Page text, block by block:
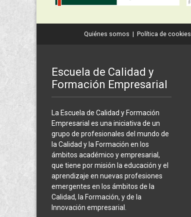
Quiénes somos | Política de cookies
Escuela de Calidad y
Formación Empresarial
La Escuela de Calidad y Formación
Empresarial es una iniciativa de un
grupo de profesionales del mundo de
la Calidad y la Formación en los
ámbitos académico y empresarial,
que tiene por misión la educación y el
aprendizaje en nuevas profesiones
emergentes en los ámbitos de la
Calidad, la Formación, y de la
Innovación empresarial.